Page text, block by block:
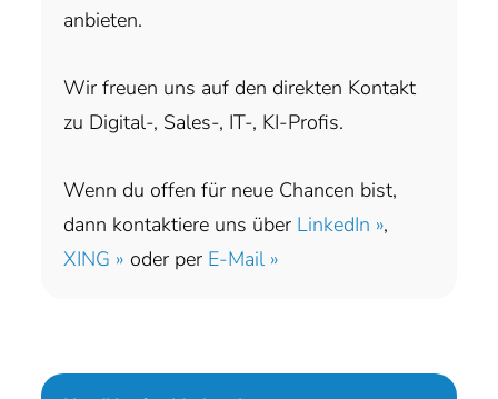
anbieten.
Wir freuen uns auf den direkten Kontakt
zu Digital-, Sales-, IT-, KI-Profis.
Wenn du offen für neue Chancen bist,
dann kontaktiere uns über LinkedIn »,
XING » oder per E-Mail »